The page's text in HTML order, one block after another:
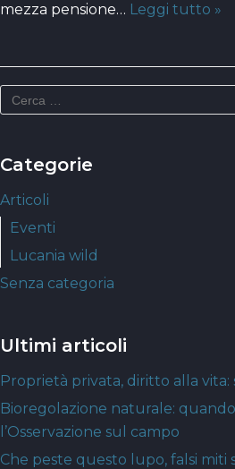
mezza pensione… Leggi tutto »
Categorie
Articoli
Eventi
Lucania wild
Senza categoria
Ultimi articoli
Proprietà privata, diritto alla vita:
Bioregolazione naturale:
l’Osservazione sul campo
Che peste questo lupo, falsi miti